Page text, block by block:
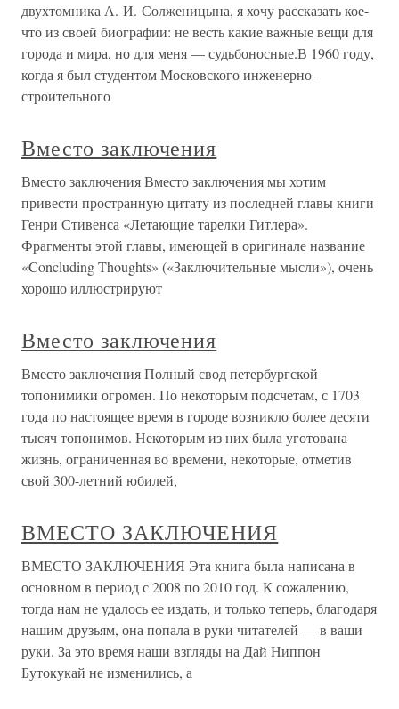
двухтомника А. И. Солженицына, я хочу рассказать кое-
что из своей биографии: не весть какие важные вещи для
города и мира, но для меня — судьбоносные.В 1960 году,
когда я был студентом Московского инженерно-
строительного
Вместо заключения
Вместо заключения Вместо заключения мы хотим
привести пространную цитату из последней главы книги
Генри Стивенса «Летающие тарелки Гитлера».
Фрагменты этой главы, имеющей в оригинале название
«Concluding Thoughts» («Заключительные мысли»), очень
хорошо иллюстрируют
Вместо заключения
Вместо заключения Полный свод петербургской
топонимики огромен. По некоторым подсчетам, с 1703
года по настоящее время в городе возникло более десяти
тысяч топонимов. Некоторым из них была уготована
жизнь, ограниченная во времени, некоторые, отметив
свой 300-летний юбилей,
ВМЕСТО ЗАКЛЮЧЕНИЯ
ВМЕСТО ЗАКЛЮЧЕНИЯ Эта книга была написана в
основном в период с 2008 по 2010 год. К сожалению,
тогда нам не удалось ее издать, и только теперь, благодаря
нашим друзьям, она попала в руки читателей — в ваши
руки. За это время наши взгляды на Дай Ниппон
Бутокукай не изменились, а